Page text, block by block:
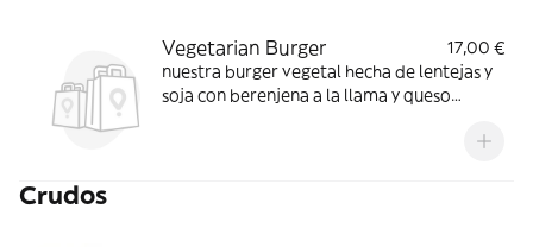
Vegetarian Burger
17,00 €
nuestra burger vegetal hecha de lentejas y
soja con berenjena a la llama y queso
Crudos